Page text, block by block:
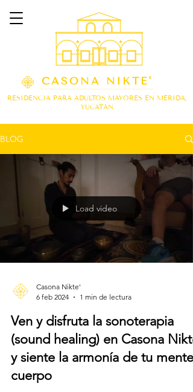
CASONA NIKTE'
RESIDENCIA PARA ADULTOS MAYORES EN MÉRIDA,
YUCATÁN
BLOG
Load video
Casona Nikte'
6 feb 2024
1 min de lectura
Ven y disfruta la sonoterapia
(sound healing) en Casona
y siente la armonía de tu mente
cuerpo